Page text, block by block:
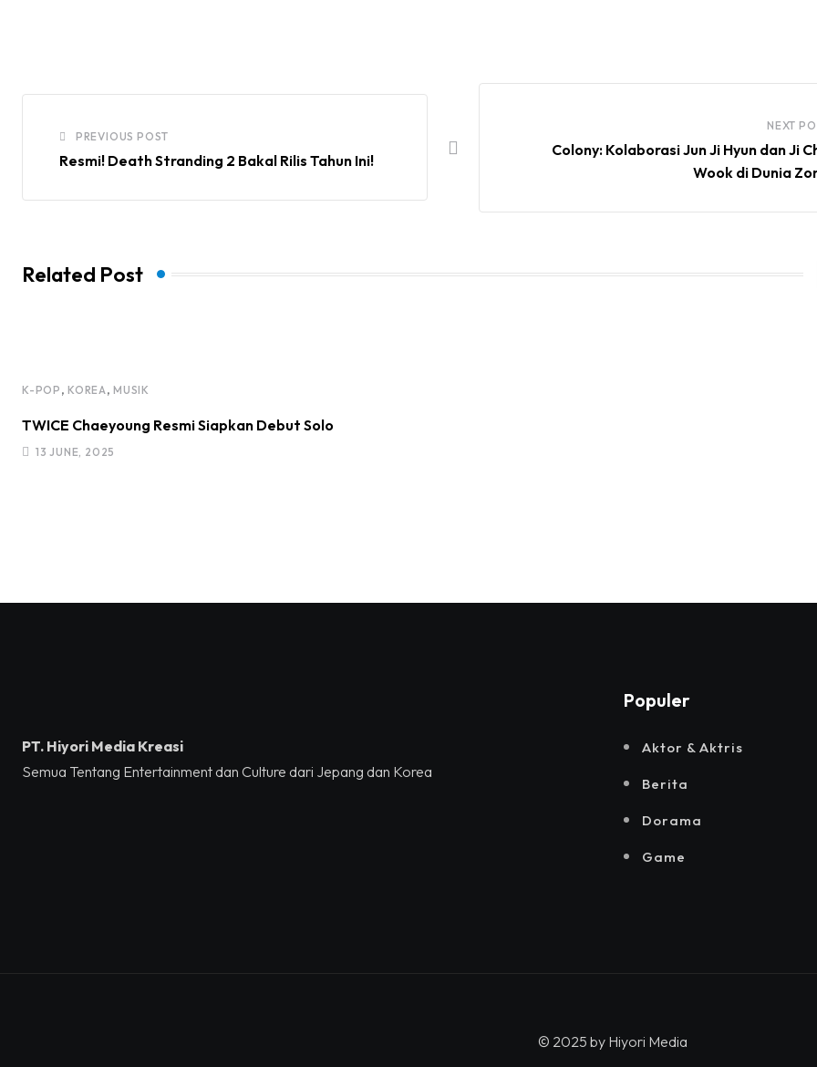
PREVIOUS POST
Resmi! Death Stranding 2 Bakal Rilis Tahun Ini!
NEXT
Colony: Kolaborasi Jun Ji Hyun dan Ji
Wook di Dunia
Related Post
K-POP , KOREA , MUSIK
TWICE Chaeyoung Resmi Siapkan Debut Solo
13 JUNE, 2025
PT. Hiyori Media Kreasi
Semua Tentang Entertainment dan Culture dari Jepang dan Korea
Populer
Aktor & Aktris
Berita
Dorama
Game
© 2025 by Hiyori Media